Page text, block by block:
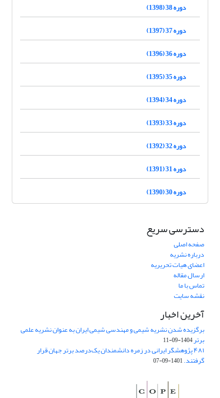
دوره 38 (1398)
دوره 37 (1397)
دوره 36 (1396)
دوره 35 (1395)
دوره 34 (1394)
دوره 33 (1393)
دوره 32 (1392)
دوره 31 (1391)
دوره 30 (1390)
دسترسی سریع
صفحه اصلی
درباره نشریه
اعضای هیات تحریریه
ارسال مقاله
تماس با ما
نقشه سایت
آخرین اخبار
برگزیده شدن نشریه شیمی و مهندسی شیمی ایران به عنوان نشریه علمی
برتر1404-09-11
۴۸۱ پژوهشگر ایرانی در زمره دانشمندان یک‌درصد برتر جهان قرار
گرفتند.1401-09-07